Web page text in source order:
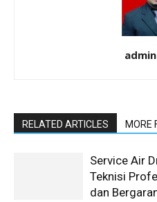
RELATED ARTICLES MORE
Service Air
Teknisi
dan